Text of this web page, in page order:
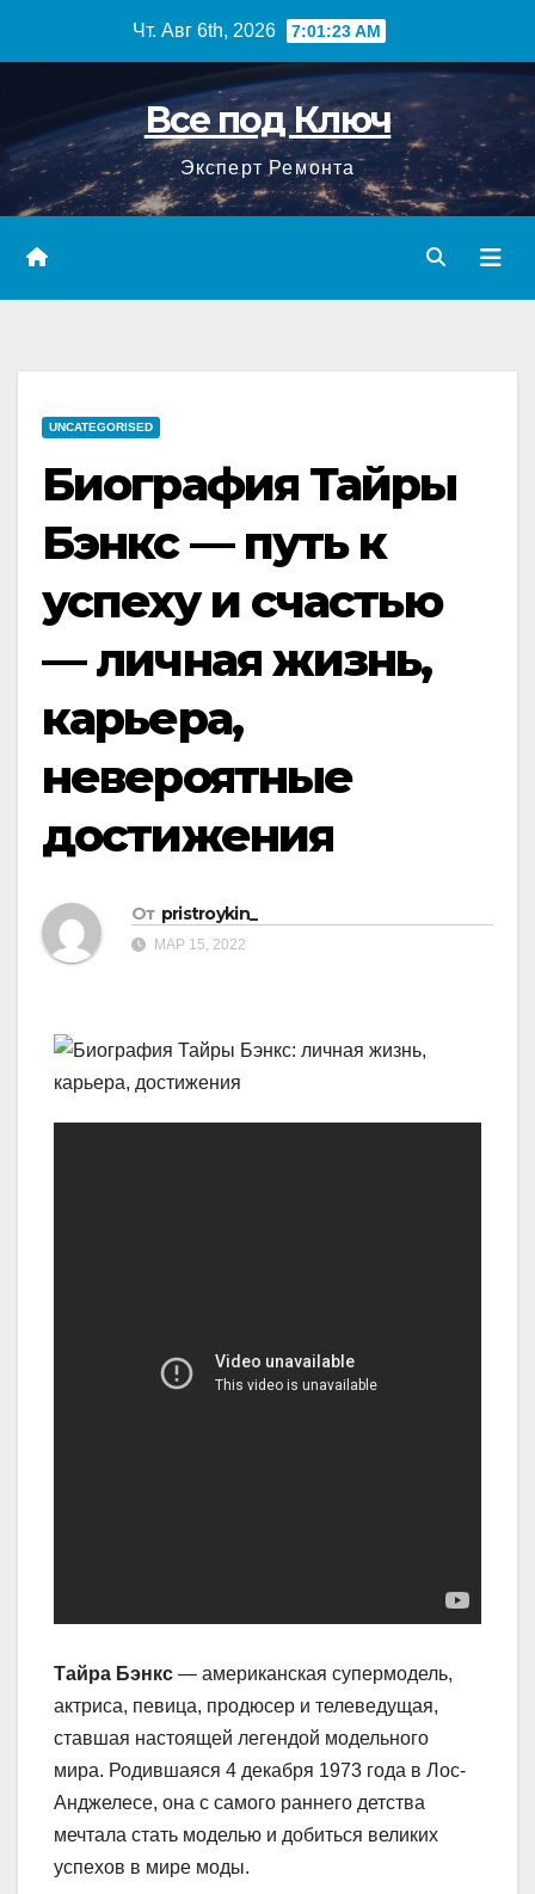
Чт. Авг 6th, 2026 7:01:24 AM
Все под Ключ
Эксперт Ремонта
UNCATEGORISED
Биография Тайры
Бэнкс — путь к
успеху и счастью
— личная жизнь,
карьера,
невероятные
достижения
От pristroykin_
МАР 15, 2022
Тайра Бэнкс — американская супермодель,
актриса, певица, продюсер и телеведущая,
ставшая настоящей легендой модельного
мира. Родившаяся 4 декабря 1973 года в Лос-
Анджелесе, она с самого раннего детства
мечтала стать моделью и добиться великих
успехов в мире моды.